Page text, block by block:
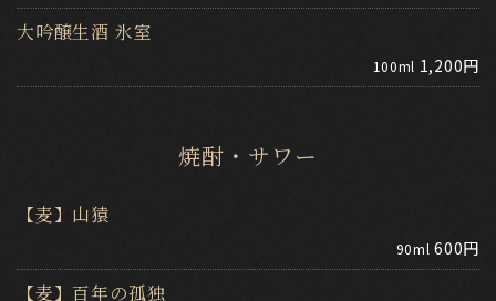
大吟醸生酒 氷室
100ml 1,200円
焼酎・サワー
【麦】山猿
90ml 600円
【麦】百年の孤独